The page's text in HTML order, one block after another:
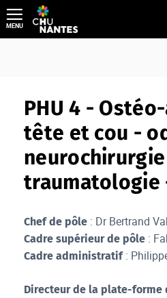
Aller
au
contenu
MENU
PHU 4 -
tête et cou -
traumatologie
Chef de pôle : Dr Bertrand
Cadre supérieur de pôle :
Cadre administratif:
Directeur de la plate-